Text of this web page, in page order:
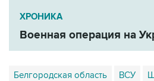
ХРОНИКА
Военная операция на
Белгородская область ВСУ